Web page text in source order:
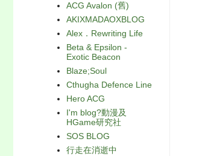
ACG Avalon (舊)
AKIXMADAOXBLOG
Alex．Rewriting Life
Beta & Epsilon -
Exotic Beacon
Blaze;Soul
Cthugha Defence Line
Hero ACG
I'm blog?動漫及
HGame研究社
SOS BLOG
行走在消逝中